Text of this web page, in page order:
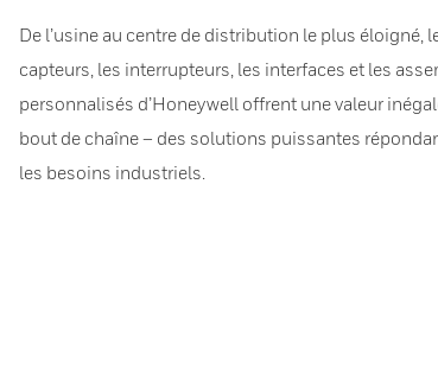
De l’usine au centre de distribution le plus éloigné,
capteurs, les interrupteurs, les interfaces et les
personnalisés d’Honeywell offrent une valeur
bout de chaîne – des solutions puissantes
les besoins industriels.